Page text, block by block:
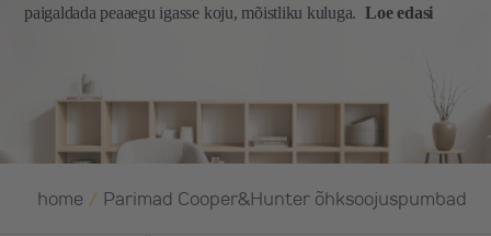
paigaldada peaaegu igasse koju, mõistliku kuluga. Loe edasi
home / Parimad Cooper&Hunter õhksoojuspumbad